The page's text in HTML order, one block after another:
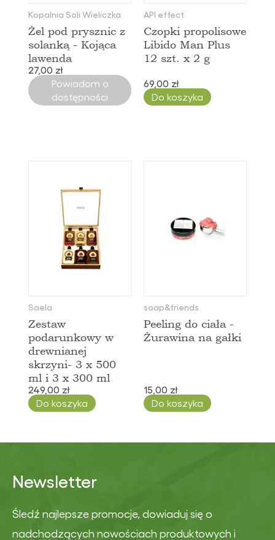
Kopalnia Soli Wieliczka
Żel pod prysznic z
solanką - Kojąca
lawenda
27,00 zł
Powiadom o
dostępności
API effect
Czopki propolisowe
Libido Man Plus
12 szt. x 2 g
69,00 zł
Do koszyka
Saela
Zestaw
podarunkowy w
drewnianej
skrzyni- 3 x 500
ml i 3 x 300 ml
249,00 zł
Do koszyka
soap&friends
Peeling do ciała -
Żurawina na gałki
15,00 zł
Do koszyka
Newsletter
Śledź najlepsze promocje, dowiaduj się o
nadchodzących nowościach produktowych i